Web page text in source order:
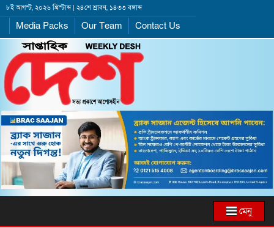
৮ই আগস্ট, ২০২৬ খ্রিস্টাব্দ | ২৪শে শ্রাবণ, ১৪৩৩ বঙ্গাব্দ
Media Packs Our Team Contact Us
মেনু